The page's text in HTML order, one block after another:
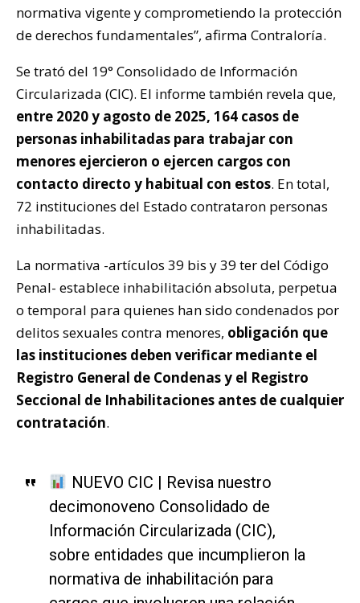
normativa vigente y comprometiendo la protección
de derechos fundamentales”, afirma Contraloría.
Se trató del 19° Consolidado de Información
Circularizada (CIC). El informe también revela que,
entre 2020 y agosto de 2025, 164 casos de
personas inhabilitadas para trabajar con
menores ejercieron o ejercen cargos con
contacto directo y habitual con estos. En total,
72 instituciones del Estado contrataron personas
inhabilitadas.
La normativa -artículos 39 bis y 39 ter del Código
Penal- establece inhabilitación absoluta, perpetua
o temporal para quienes han sido condenados por
delitos sexuales contra menores, obligación que
las instituciones deben verificar mediante el
Registro General de Condenas y el Registro
Seccional de Inhabilitaciones antes de cualquier
contratación.
NUEVO CIC | Revisa nuestro
decimonoveno Consolidado de
Información Circularizada (CIC),
sobre entidades que incumplieron la
normativa de inhabilitación para